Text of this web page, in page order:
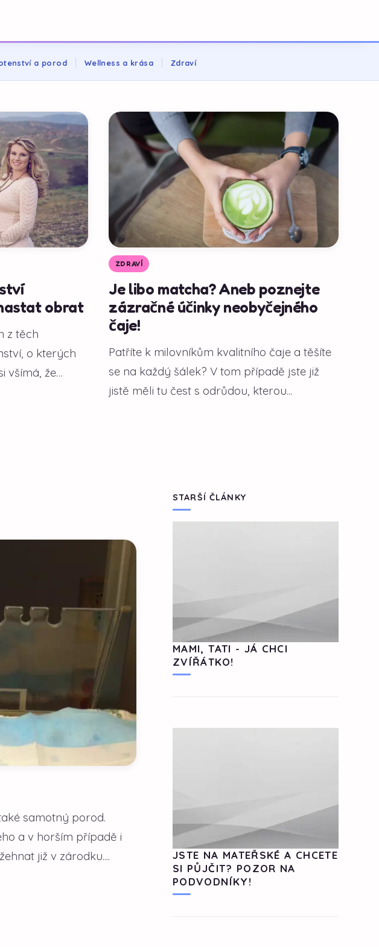
a porod Wellness a krása Zdraví
obrat
z těch
o kterých
všímá, že
Je libo matcha? Aneb poznejte
zázračné účinky neobyčejného
čaje!
Patříte k milovníkům kvalitního čaje a těšíte
se na každý šálek? V tom případě jste již
jistě měli tu čest s odrůdou, kterou...
ZDRAVÍ
samotný porod.
a v horším případě i
již v zárodku....
STARŠÍ ČLÁNKY
MAMI, TATI - JÁ CHCI
ZVÍŘÁTKO!
JSTE NA MATEŘSKÉ A CHCETE
SI PŮJČIT? POZOR NA
PODVODNÍKY!